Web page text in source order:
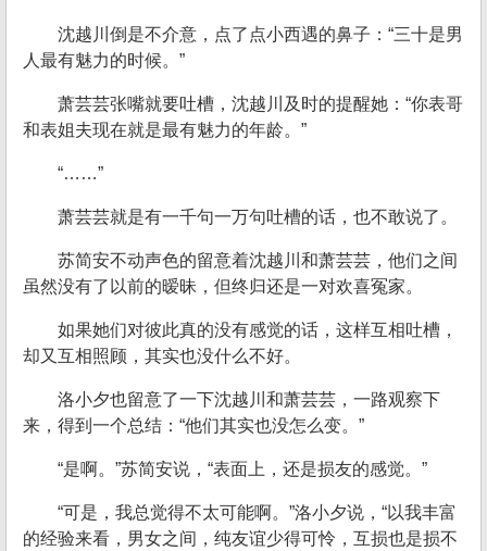
沈越川倒是不介意，点了点小西遇的鼻子：“三十是男
人最有魅力的时候。”
萧芸芸张嘴就要吐槽，沈越川及时的提醒她：“你表哥
和表姐夫现在就是最有魅力的年龄。”
“……”
萧芸芸就是有一千句一万句吐槽的话，也不敢说了。
苏简安不动声色的留意着沈越川和萧芸芸，他们之间
虽然没有了以前的暧昧，但终归还是一对欢喜冤家。
如果她们对彼此真的没有感觉的话，这样互相吐槽，
却又互相照顾，其实也没什么不好。
洛小夕也留意了一下沈越川和萧芸芸，一路观察下
来，得到一个总结：“他们其实也没怎么变。”
“是啊。”苏简安说，“表面上，还是损友的感觉。”
“可是，我总觉得不太可能啊。”洛小夕说，“以我丰富
的经验来看，男女之间，纯友谊少得可怜，互损也是损不